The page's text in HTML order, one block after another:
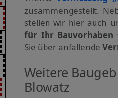
zusammengestellt.
stellen wir hier auch
für Ihr Bauvorhaben
Sie über anfallende
Weitere
Blowatz